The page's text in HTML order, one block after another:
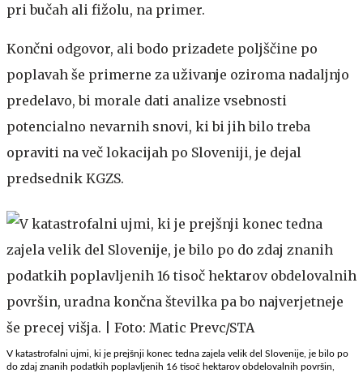
pri bučah ali fižolu, na primer.
Končni odgovor, ali bodo prizadete poljščine po
poplavah še primerne za uživanje oziroma nadaljnjo
predelavo, bi morale dati analize vsebnosti
potencialno nevarnih snovi, ki bi jih bilo treba
opraviti na več lokacijah po Sloveniji, je dejal
predsednik KGZS.
V katastrofalni ujmi, ki je prejšnji konec tedna zajela velik del Slovenije, je bilo po
do zdaj znanih podatkih poplavljenih 16 tisoč hektarov obdelovalnih površin,